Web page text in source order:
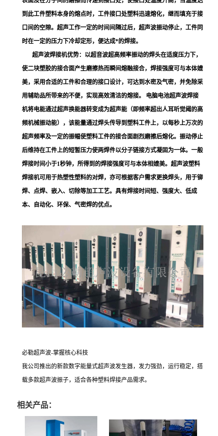
到此工件塑料本身的熔点时，工件接口处塑料迅速熔化，继而填充于接
口间的空隙。 超声工作一定的时间间隔过后，超声波振动停止，工件同
时在一定的压力下冷却定形，便达成*的焊接。
超声波焊接机优势：以超音波超高频率振动的焊头在适度压力下，
使二块塑胶的接合面产生磨擦热而瞬间熔融接合，焊接强度可与本体媲
美，采用合适的工件和合理的接口设计，可达到水密及气密，并免除采
用辅助品所带来的不便，实现高效清洁的熔接。 电脑电池超声波焊接
机将电能通过超声换能器转变成为超声能（即频率超出人耳听觉阈的高
频机械振动能），该能量通过焊头传导到塑料工件上，以每秒上万次的
超声频率及一定的振幅使塑料工件的接合面剧烈磨擦后熔化。振动停止
后维持在工件上的短暂压力使两焊件以分子链接方式凝固为一体。一般
焊接时间小于1秒钟，所得到的焊接强度可与本体相媲美。超声波塑料
焊接机可用于热塑性塑料的对焊，亦可根据客户需求更换焊头，用于铆
焊、点焊、嵌入、切除等加工工艺。具有焊接时间短、强度大、低成
本、自动化、环保、气密焊的优点。
必勒超声波-掌握核心科技
我公司推出的新款数字能量式超声波发生器，发力强劲，运行稳定，搭
载多款超声波振子，适合各种塑料焊接产品需求。
相关产品：